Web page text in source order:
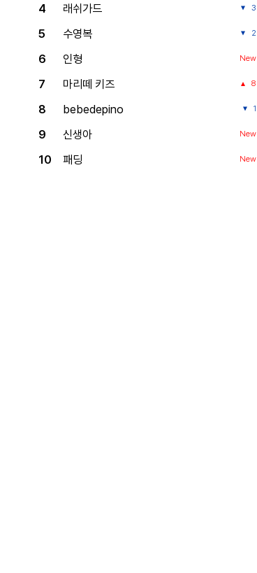
4 래쉬가드 3
5 수영복 2
6 인형 New
7 마리떼 키즈 8
8 bebedepino 1
9 신생아 New
10 패딩 New